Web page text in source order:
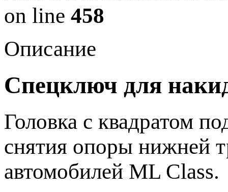
on line 458
Описание
Спецключ для
Головка с квадратом
снятия опоры нижней
автомобилей ML Class.